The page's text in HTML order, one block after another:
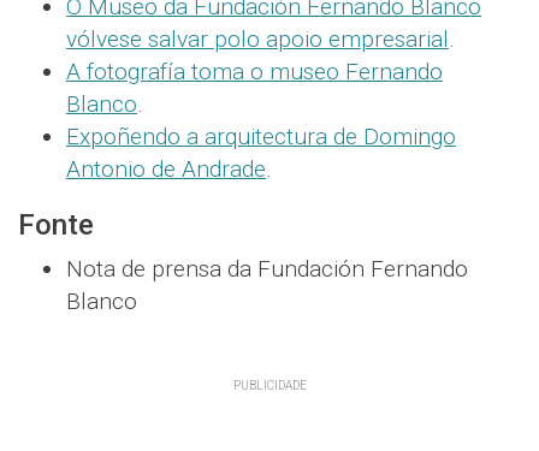
O Museo da Fundación Fernando Blanco
vólvese salvar polo apoio empresarial.
A fotografía toma o museo Fernando
Blanco.
Expoñendo a arquitectura de Domingo
Antonio de Andrade.
Fonte
Nota de prensa da Fundación Fernando
Blanco